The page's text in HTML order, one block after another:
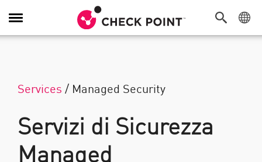
Attiva/Disattiva navigazione
Services / Managed Security
Servizi di Sicurezza
Managed